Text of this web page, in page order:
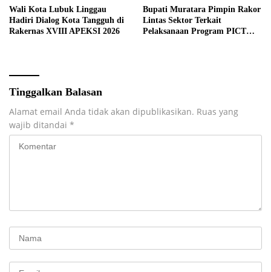
Wali Kota Lubuk Linggau
Hadiri Dialog Kota Tangguh di
Rakernas XVIII APEKSI 2026
Bupati Muratara Pimpin Rakor
Lintas Sektor Terkait
Pelaksanaan Program PICT
Tinggalkan Balasan
Alamat email Anda tidak akan dipublikasikan. Ruas yang
wajib ditandai *